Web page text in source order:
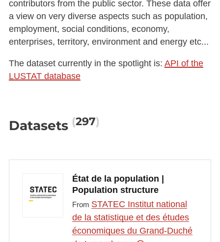
contributors from the public sector. These data offer
a view on very diverse aspects such as population,
employment, social conditions, economy,
enterprises, territory, environment and energy etc...
The dataset currently in the spotlight is: API of the
LUSTAT database
Datasets 297
État de la population |
Population structure
From STATEC Institut national
de la statistique et des études
économiques du Grand-Duché